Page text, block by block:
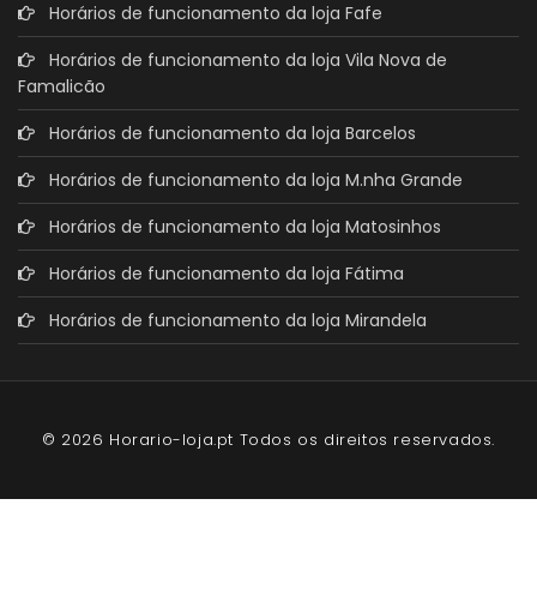
Horários de funcionamento da loja Fafe
Horários de funcionamento da loja Vila Nova de
Famalicão
Horários de funcionamento da loja Barcelos
Horários de funcionamento da loja M.nha Grande
Horários de funcionamento da loja Matosinhos
Horários de funcionamento da loja Fátima
Horários de funcionamento da loja Mirandela
© 2026 Horario-loja.pt Todos os direitos reservados.